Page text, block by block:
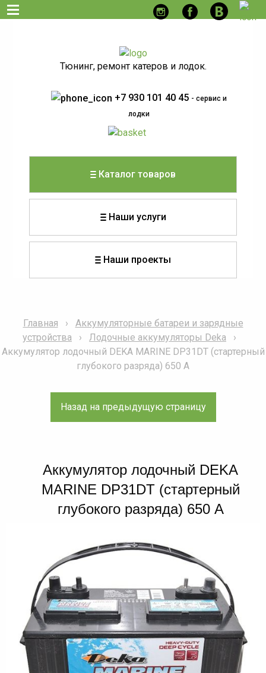
Тюнинг, ремонт катеров и лодок.
+7 930 101 40 45 - сервис и
лодки
Каталог товаров
Наши услуги
Наши проекты
Главная
Аккумуляторные батареи и зарядные
устройства
Лодочные аккумуляторы Deka
Аккумулятор лодочный DEKA MARINE DP31DT (стартерный
глубокого разряда) 650 А
Аккумулятор лодочный DEKA
MARINE DP31DT (стартерный
глубокого разряда) 650 А